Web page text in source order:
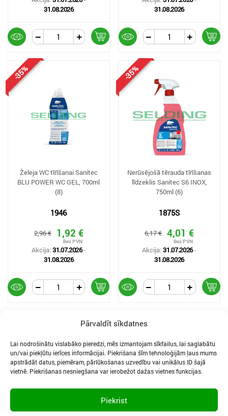
Pārvaldīt sīkdatnes
Lai nodrošinātu vislabāko pieredzi, mēs izmantojam sīkfailus, lai saglabātu
un/vai piekļūtu ierīces informācijai. Piekrišana šīm tehnoloģijām ļaus mums
apstrādāt datus, piemēram, pārlūkošanas uzvedību vai unikālus ID šajā
vietnē. Piekrišanas nesniegšana var ierobežot dažas vietnes funkcijas.
Piekrist
31.08.2026
31.08.2026
-35%
Želeja WC tīrīšanai Sanitec
BLU POWER WC GEL, 700ml
(8)
1946
2,96 € 1,92 €
Akcija:31.07.2026-
31.08.2026
-35%
Nerūsējošā tērauda tīrīšanas
līdzeklis Sanitec S6 INOX,
750ml (6)
1875S
6,17 € 4,01 €
Akcija:31.07.2026-
31.08.2026
1
LIETOŠANAS NOTEIKUMI